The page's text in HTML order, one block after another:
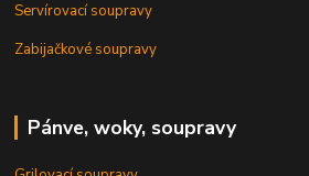
Servírovací soupravy
Zabijačkové soupravy
Pánve, woky, soupravy